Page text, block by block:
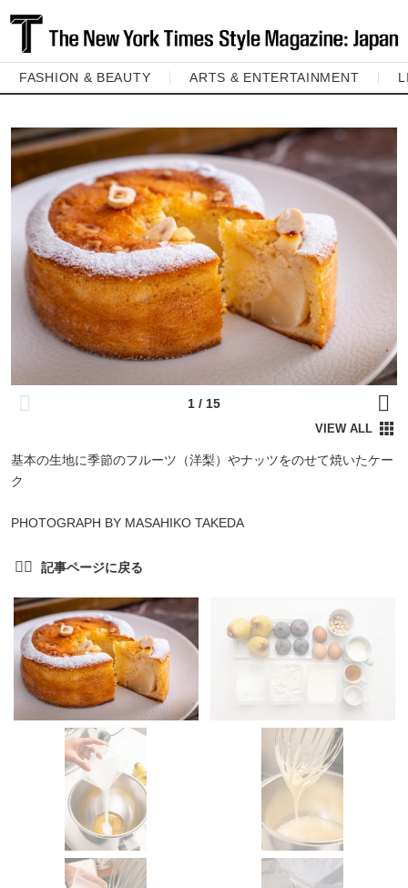
FASHION & BEAUTY ARTS & ENTERTAINMENT
基本の生地に季節のフルーツ（洋梨）やナッツをのせて焼いたケー
ク
PHOTOGRAPH BY MASAHIKO TAKEDA